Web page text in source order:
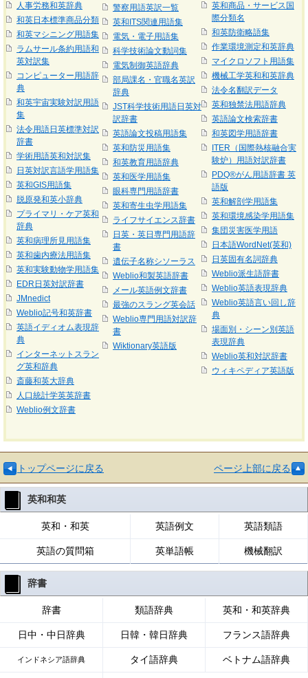
人事労務和英辞典
和英日本標準商品分類
和英マシニング用語集
ラムサール条約用語和
英対訳集
コンピューター用語辞
典
和英宇宙実験対訳用語
集
法令用語日英標準対訳
辞書
学術用語英和対訳集
日英対訳言語学用語集
英和GIS用語集
脱原発和英小辞典
プライマリ・ケア英和
辞典
英和病理所見用語集
英和歯内療法用語集
英和実験動物学用語集
EDR日英対訳辞書
JMnedict
Weblio記号和英辞書
英語イディオム表現辞
典
インターネットスラン
グ英和辞典
斎藤和英大辞典
人口統計学英英辞書
Weblio例文辞書
警察用語英訳一覧
英和ITS関連用語集
電気・電子用語集
科学技術論文動詞集
電気制御英語辞典
部局課名・官職名英訳
辞典
JST科学技術用語日英対
訳辞書
英語論文投稿用語集
英和防災用語集
和英教育用語辞典
英和医学用語集
眼科専門用語辞書
英和寄生虫学用語集
ライフサイエンス辞書
日英・英日専門用語辞
書
遺伝子名称シソーラス
Weblio和製英語辞書
メール英語例文辞書
最強のスラング英会話
Weblio専門用語対訳辞
書
Wiktionary英語版
英和商品・サービス国
際分類名
和英防衛略語集
作業環境測定和英辞典
マイクロソフト用語集
機械工学英和和英辞典
法令名翻訳データ
英和独禁法用語辞典
英語論文検索辞書
和英図学用語辞書
ITER（国際熱核融合実
験炉）用語対訳辞書
PDQ®がん用語辞書 英
語版
英和解剖学用語集
英和環境感染学用語集
集団災害医学用語
日本語WordNet(英和)
日英固有名詞辞典
Weblio派生語辞書
Weblio英語表現辞典
Weblio英語言い回し辞
典
場面別・シーン別英語
表現辞典
Weblio英和対訳辞書
ウィキペディア英語版
トップページに戻る ページ上部に戻る
英和和英
英和・和英 英語例文 英語類語
英語の質問箱 英単語帳 機械翻訳
辞書
辞書 類語辞典 英和・和英辞典
日中・中日辞典 日韓・韓日辞典 フランス語辞典
インドネシア語辞典 タイ語辞典 ベトナム語辞典